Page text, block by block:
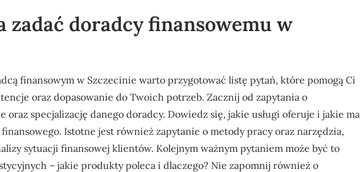
zadać doradcy finansowemu w
finansowym w Szczecinie warto przygotować listę pytań, które pomogą Ci
oraz dopasowanie do Twoich potrzeb. Zacznij od zapytania o
oraz specjalizację danego doradcy. Dowiedz się, jakie usługi oferuje i jakie ma
Istotne jest również zapytanie o metody pracy oraz narzędzia,
sytuacji finansowej klientów. Kolejnym ważnym pytaniem może być to
– jakie produkty poleca i dlaczego? Nie zapomnij również o